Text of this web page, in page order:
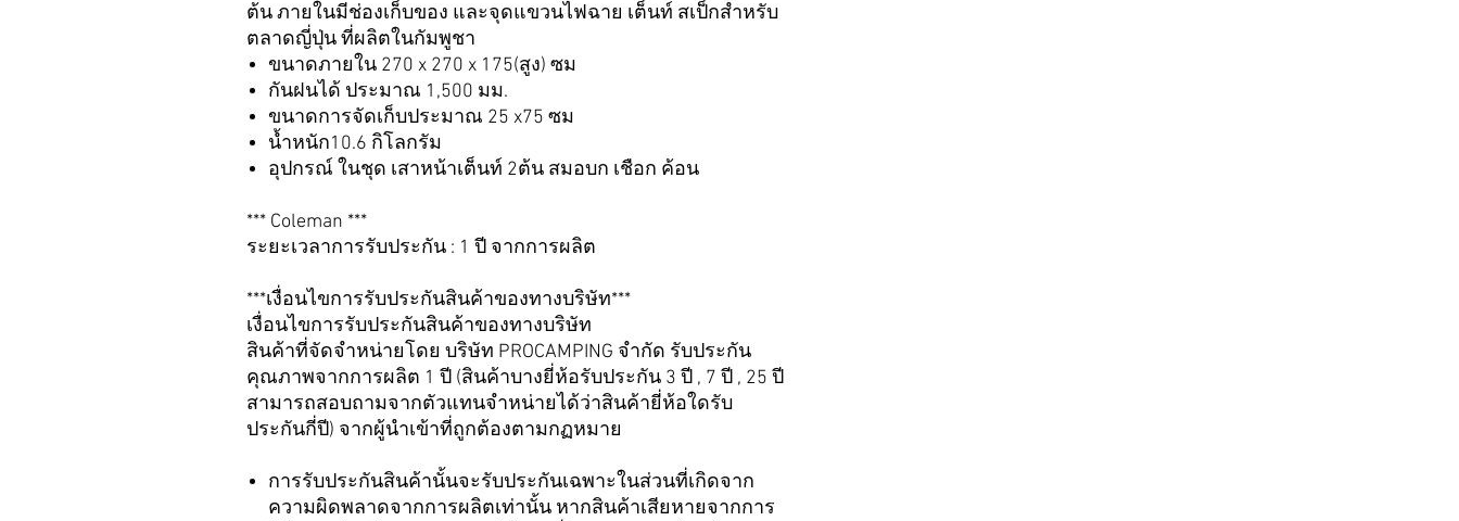
ต้น ภายในมีช่องเก็บของ และจุดแขวนไฟฉาย เต็นท์ สเป็กสำหรับ
ตลาดญี่ปุ่น ที่ผลิตในกัมพูชา
ขนาดภายใน 270 x 270 x 175(สูง) ซม
กันฝนได้ ประมาณ 1,500 มม.
ขนาดการจัดเก็บประมาณ 25 x75 ซม
น้ำหนัก10.6 กิโลกรัม
อุปกรณ์ ในชุด เสาหน้าเต็นท์ 2ต้น สมอบก เชือก ค้อน
*** Coleman ***
ระยะเวลาการรับประกัน : 1 ปี จากการผลิต
***เงื่อนไขการรับประกันสินค้าของทางบริษัท***
เงื่อนไขการรับประกันสินค้าของทางบริษัท
สินค้าที่จัดจำหน่ายโดย บริษัท PROCAMPING จำกัด รับประกัน
คุณภาพจากการผลิต 1 ปี (สินค้าบางยี่ห้อรับประกัน 3 ปี , 7 ปี , 25 ปี
สามารถสอบถามจากตัวแทนจำหน่ายได้ว่าสินค้ายี่ห้อใดรับ
ประกันกี่ปี) จากผู้นำเข้าที่ถูกต้องตามกฏหมาย
การรับประกันสินค้านั้นจะรับประกันเฉพาะในส่วนที่เกิดจาก
ความผิดพลาดจากการผลิตเท่านั้น หากสินค้าเสียหายจากการ